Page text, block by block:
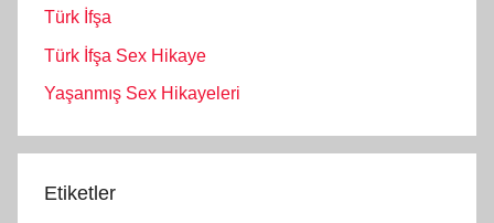
Türk İfşa
Türk İfşa Sex Hikaye
Yaşanmış Sex Hikayeleri
Etiketler